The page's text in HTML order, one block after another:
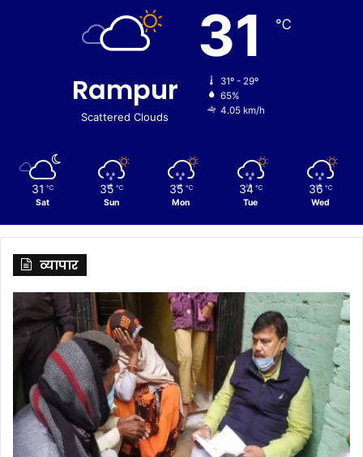
Rampur
Scattered Clouds
31 ℃
31º - 29º
65%
4.05 km/h
31 ℃
Sat
35 ℃
Sun
35 ℃
Mon
34 ℃
Tue
36 ℃
Wed
व्यापार